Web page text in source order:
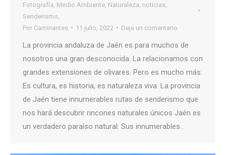
Fotografía Medio Ambiente Naturaleza noticias
Senderismo,
Por Caminantes 11 julio, 2022 Deja un comentario
La provincia andaluza de Jaén es para muchos de
nosotros una gran desconocida. La relacionamos con
grandes extensiones de olivares. Pero es mucho más.
Es cultura, es historia, es naturaleza viva. La provincia
de Jaén tiene innumerables rutas de senderismo que
nos hará descubrir rincones naturales únicos Jaén es
un verdadero paraíso natural. Sus innumerables…